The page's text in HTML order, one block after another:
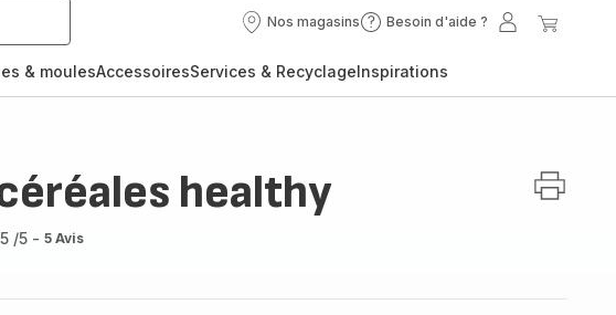
Nos magasins
Nos
Besoin d'aide ?
Besoin
?
Mon
& moulesAccessoiresServices & RecyclageInspirations
healthy
5 /5 - 5 Avis